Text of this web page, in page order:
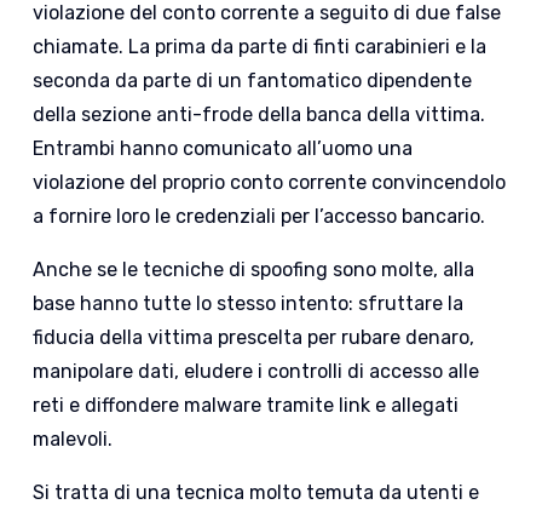
violazione del conto corrente a seguito di due false
chiamate. La prima da parte di finti carabinieri e la
seconda da parte di un fantomatico dipendente
della sezione anti-frode della banca della vittima.
Entrambi hanno comunicato all’uomo una
violazione del proprio conto corrente convincendolo
a fornire loro le credenziali per l’accesso bancario.
Anche se le tecniche di spoofing sono molte, alla
base hanno tutte lo stesso intento: sfruttare la
fiducia della vittima prescelta per rubare denaro,
manipolare dati, eludere i controlli di accesso alle
reti e diffondere malware tramite link e allegati
malevoli.
Si tratta di una tecnica molto temuta da utenti e